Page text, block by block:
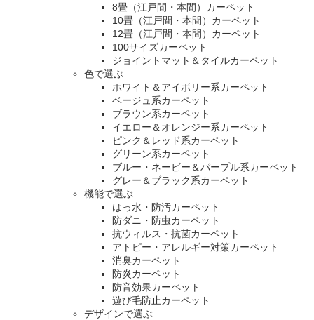
8畳（江戸間・本間）カーペット
10畳（江戸間・本間）カーペット
12畳（江戸間・本間）カーペット
100サイズカーペット
ジョイントマット＆タイルカーペット
色で選ぶ
ホワイト＆アイボリー系カーペット
ベージュ系カーペット
ブラウン系カーペット
イエロー＆オレンジー系カーペット
ピンク＆レッド系カーペット
グリーン系カーペット
ブルー・ネービー＆パープル系カーペット
グレー＆ブラック系カーペット
機能で選ぶ
はっ水・防汚カーペット
防ダニ・防虫カーペット
抗ウィルス・抗菌カーペット
アトピー・アレルギー対策カーペット
消臭カーペット
防炎カーペット
防音効果カーペット
遊び毛防止カーペット
デザインで選ぶ